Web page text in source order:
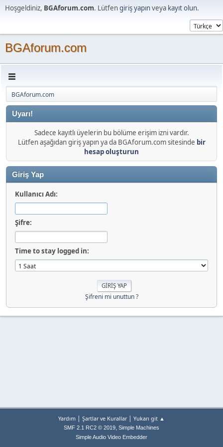
Hoşgeldiniz, BGAforum.com. Lütfengiriş yapınveya kayıt olun.
BGAforum.com
BGAforum.com
Uyarı!
Sadece kayıtlı üyelerin bu bölüme erişim izni vardır.
Lütfen aşağıdan giriş yapın ya da BGAforum.com sitesinde bir
hesap oluşturun
Giriş Yap
Kullanıcı Adı:
Şifre:
Time to stay logged in:
Şifreni mi unuttun ?
Yardım | Şartlar ve Kurallar| Yukarı git ▲
SMF 2.1 RC2 © 2019, Simple Machines
Simple Audio Video Embedder